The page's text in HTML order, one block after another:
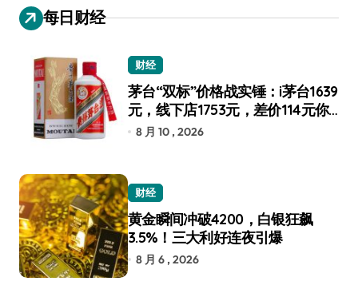
每日财经
财经
茅台“双标”价格战实锤：i茅台1639
元，线下店1753元，差价114元你
选谁？
8 月 10 , 2026
财经
黄金瞬间冲破4200，白银狂飙
3.5%！三大利好连夜引爆
8 月 6 , 2026